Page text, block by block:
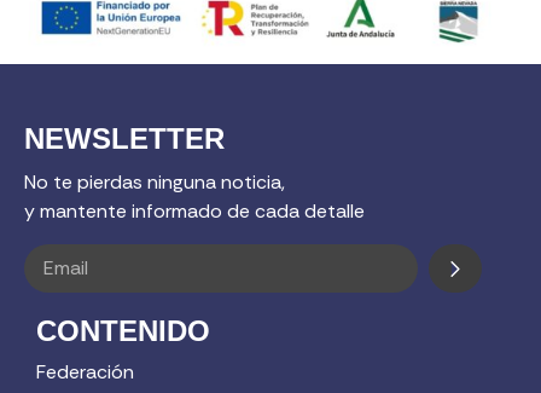
NEWSLETTER
No te pierdas ninguna noticia,
y mantente informado de cada detalle
CONTENIDO
Federación